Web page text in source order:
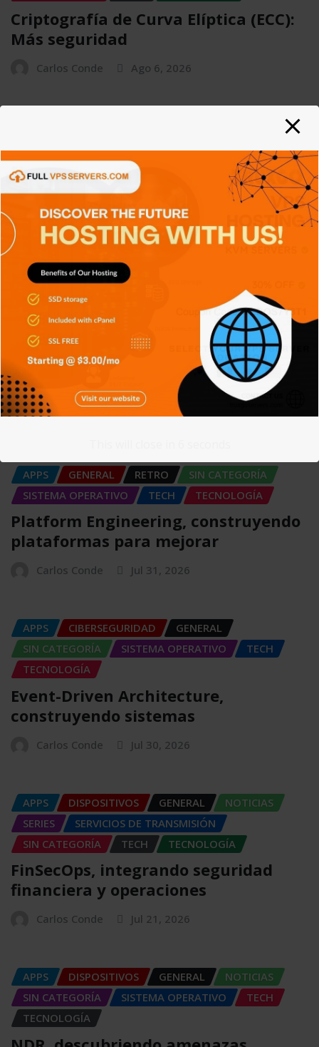
Criptografía de Curva Elíptica (ECC):
Más seguridad
Carlos Conde Ago 6, 2026
Git: La herramienta que transformó
el desarrollo de software
Carlos Conde Ago 5, 2026
APPS DISPOSITIVOS
NOTICIAS
SIN CATEGORÍA
SISTEMA OPERATIVO
TECH
TECNOLOGÍA
SIEM: El sistema que convierte miles
de registros en información
Carlos Conde Ago 4, 2026
APPS GENERAL RETRO
SIN CATEGORÍA
SISTEMA OPERATIVO
TECH TECNOLOGÍA
Platform Engineering, construyendo
plataformas para mejorar
Carlos Conde Jul 31, 2026
APPS CIBERSEGURIDAD
GENERAL
SIN CATEGORÍA
SISTEMA OPERATIVO
TECH
TECNOLOGÍA
Event-Driven Architecture,
construyendo sistemas
Carlos Conde Jul 30, 2026
APPS DISPOSITIVOS GENERAL
NOTICIAS
SERIES
SERVICIOS DE TRANSMISIÓN
SIN CATEGORÍA
TECH TECNOLOGÍA
FinSecOps, integrando seguridad
financiera y operaciones
Carlos Conde Jul 21, 2026
APPS DISPOSITIVOS GENERAL
NOTICIAS
SIN CATEGORÍA
SISTEMA OPERATIVO
TECH
TECNOLOGÍA